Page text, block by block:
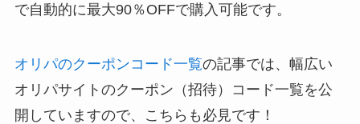
で自動的に最大90％OFFで購入可能です。
オリパのクーポンコード一覧の記事では、幅広い
オリパサイトのクーポン（招待）コード一覧を公
開していますので、こちらも必見です！